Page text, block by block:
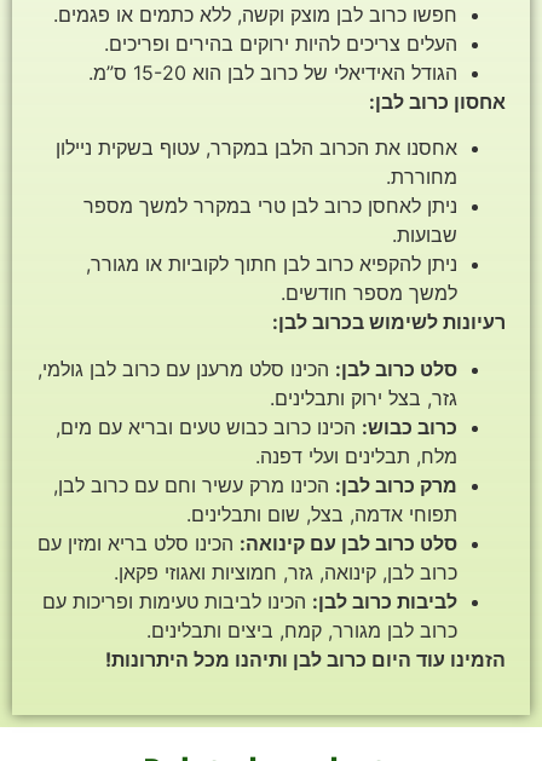
חפשו כרוב לבן מוצק וקשה, ללא כתמים או פגמים.
העלים צריכים להיות ירוקים בהירים ופריכים.
הגודל האידיאלי של כרוב לבן הוא 15-20 ס”מ.
אחסון כרוב לבן:
אחסנו את הכרוב הלבן במקרר, עטוף בשקית ניילון
מחוררת.
ניתן לאחסן כרוב לבן טרי במקרר למשך מספר
שבועות.
ניתן להקפיא כרוב לבן חתוך לקוביות או מגורר,
למשך מספר חודשים.
רעיונות לשימוש בכרוב לבן:
סלט כרוב לבן: הכינו סלט מרענן עם כרוב לבן גולמי,
גזר, בצל ירוק ותבלינים.
כרוב כבוש: הכינו כרוב כבוש טעים ובריא עם מים,
מלח, תבלינים ועלי דפנה.
מרק כרוב לבן: הכינו מרק עשיר וחם עם כרוב לבן,
תפוחי אדמה, בצל, שום ותבלינים.
סלט כרוב לבן עם קינואה: הכינו סלט בריא ומזין עם
כרוב לבן, קינואה, גזר, חמוציות ואגוזי פקאן.
לביבות כרוב לבן: הכינו לביבות טעימות ופריכות עם
כרוב לבן מגורר, קמח, ביצים ותבלינים.
הזמינו עוד היום כרוב לבן ותיהנו מכל היתרונות!